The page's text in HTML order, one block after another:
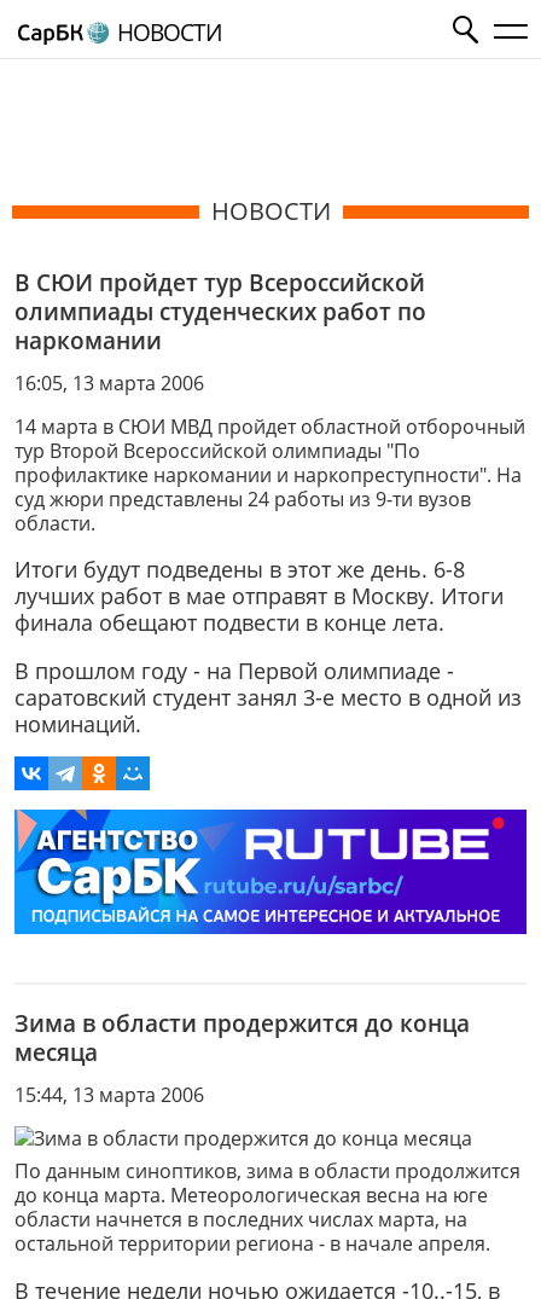
НОВОСТИ
НОВОСТИ
В СЮИ пройдет тур Всероссийской
олимпиады студенческих работ по
наркомании
16:05, 13 марта 2006
14 марта в СЮИ МВД пройдет областной отборочный
тур Второй Всероссийской олимпиады "По
профилактике наркомании и наркопреступности". На
суд жюри представлены 24 работы из 9-ти вузов
области.
Итоги будут подведены в этот же день. 6-8
лучших работ в мае отправят в Москву. Итоги
финала обещают подвести в конце лета.
В прошлом году - на Первой олимпиаде -
саратовский студент занял 3-е место в одной из
номинаций.
Зима в области продержится до конца
месяца
15:44, 13 марта 2006
По данным синоптиков, зима в области продолжится
до конца марта. Метеорологическая весна на юге
области начнется в последних числах марта, на
остальной территории региона - в начале апреля.
В течение недели ночью ожидается -10..-15, в